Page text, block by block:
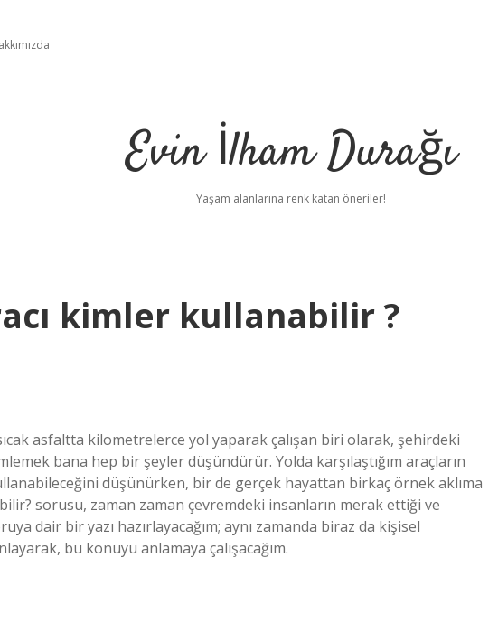
Evin İlham Durağı
Yaşam alanlarına renk katan öneriler!
kimler kullanabilir ?
asfaltta kilometrelerce yol yaparak çalışan biri olarak, şehirdeki
bana hep bir şeyler düşündürür. Yolda karşılaştığım araçların
düşünürken, bir de gerçek hayattan birkaç örnek aklıma
sorusu, zaman zaman çevremdeki insanların merak ettiği ve
dair bir yazı hazırlayacağım; aynı zamanda biraz da kişisel
bu konuyu anlamaya çalışacağım.